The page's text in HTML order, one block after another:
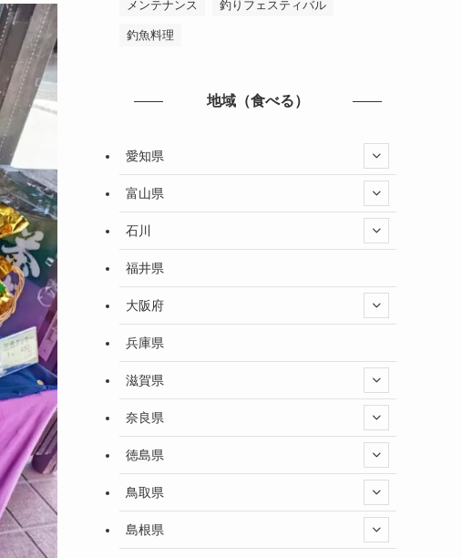
メンテナンス 釣りフェスティバル
釣魚料理
地域（食べる）
愛知県
富山県
石川
福井県
大阪府
兵庫県
滋賀県
奈良県
徳島県
鳥取県
島根県